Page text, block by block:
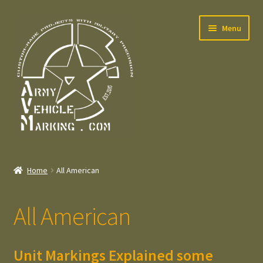
navigation
content
Menu
Contact
Home All American
All American
Unit Markings Explained some